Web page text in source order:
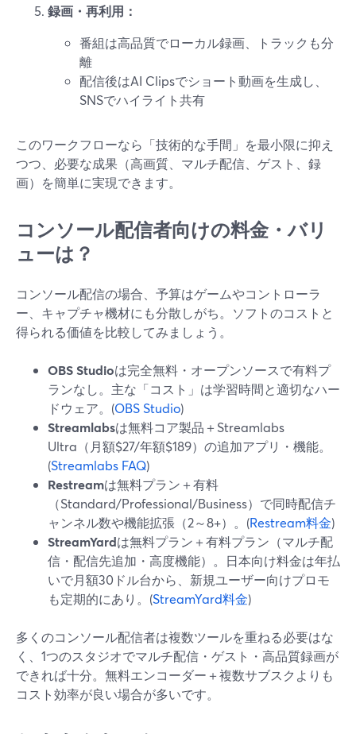
録画・再利用：
番組は高品質でローカル録画、トラックも分
離
配信後はAI Clipsでショート動画を生成し、
SNSでハイライト共有
このワークフローなら「技術的な手間」を最小限に抑え
つつ、必要な成果（高画質、マルチ配信、ゲスト、録
画）を簡単に実現できます。
コンソール配信者向けの料金・バリ
ューは？
コンソール配信の場合、予算はゲームやコントローラ
ー、キャプチャ機材にも分散しがち。ソフトのコストと
得られる価値を比較してみましょう。
OBS Studioは完全無料・オープンソースで有料プ
ランなし。主な「コスト」は学習時間と適切なハー
ドウェア。(OBS Studio)
Streamlabsは無料コア製品＋Streamlabs
Ultra（月額$27/年額$189）の追加アプリ・機能。
(Streamlabs FAQ)
Restreamは無料プラン＋有料
（Standard/Professional/Business）で同時配信チ
ャンネル数や機能拡張（2～8+）。(Restream料金)
StreamYardは無料プラン＋有料プラン（マルチ配
信・配信先追加・高度機能）。日本向け料金は年払
いで月額30ドル台から、新規ユーザー向けプロモ
も定期的にあり。(StreamYard料金)
多くのコンソール配信者は複数ツールを重ねる必要はな
く、1つのスタジオでマルチ配信・ゲスト・高品質録画が
できれば十分。無料エンコーダー＋複数サブスクよりも
コスト効率が良い場合が多いです。